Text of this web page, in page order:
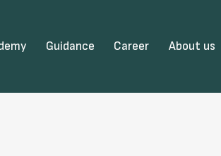
Guidance Career About us